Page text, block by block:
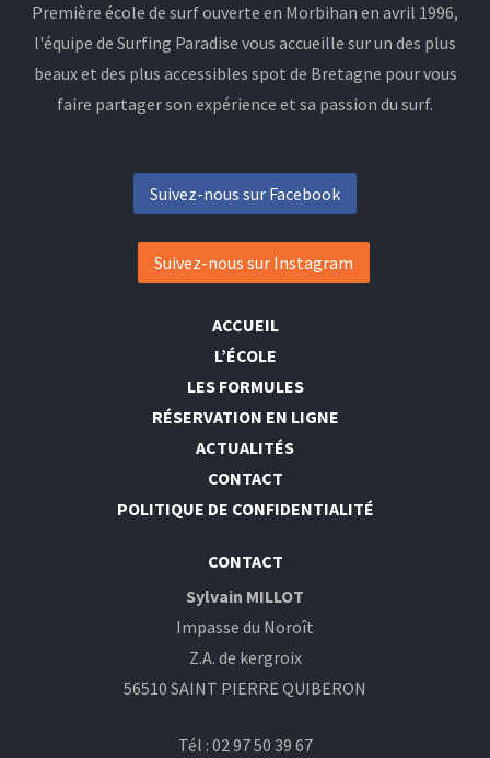
Première école de surf ouverte en Morbihan en avril 1996,
l'équipe de Surfing Paradise vous accueille sur un des plus
beaux et des plus accessibles spot de Bretagne pour vous
faire partager son expérience et sa passion du surf.
Suivez-nous sur Facebook
Suivez-nous sur Instagram
ACCUEIL
L’ÉCOLE
LES FORMULES
RÉSERVATION EN LIGNE
ACTUALITÉS
CONTACT
POLITIQUE DE CONFIDENTIALITÉ
CONTACT
Sylvain MILLOT
Impasse du Noroît
Z.A. de kergroix
56510 SAINT PIERRE QUIBERON
Tél : 02 97 50 39 67